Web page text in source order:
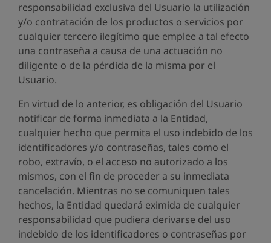
responsabilidad exclusiva del Usuario la utilización
y/o contratación de los productos o servicios por
cualquier tercero ilegítimo que emplee a tal efecto
una contraseña a causa de una actuación no
diligente o de la pérdida de la misma por el
Usuario.
En virtud de lo anterior, es obligación del Usuario
notificar de forma inmediata a la Entidad,
cualquier hecho que permita el uso indebido de los
identificadores y/o contraseñas, tales como el
robo, extravío, o el acceso no autorizado a los
mismos, con el fin de proceder a su inmediata
cancelación. Mientras no se comuniquen tales
hechos, la Entidad quedará eximida de cualquier
responsabilidad que pudiera derivarse del uso
indebido de los identificadores o contraseñas por